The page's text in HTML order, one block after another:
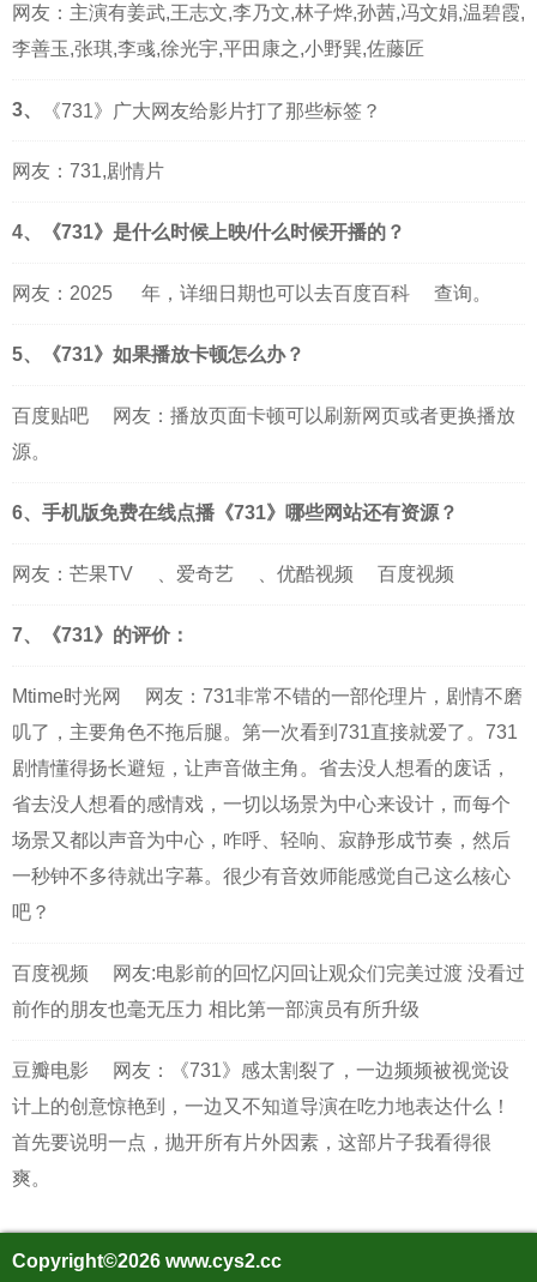
网友：主演有姜武,王志文,李乃文,林子烨,孙茜,冯文娟,温碧霞,
李善玉,张琪,李彧,徐光宇,平田康之,小野巽,佐藤匠
3、 《731》广大网友给影片打了那些标签？
网友：731,剧情片
4、《731》是什么时候上映/什么时候开播的？
网友： 2025 年，详细日期也可以去百度百科 查询。
5、《731》如果播放卡顿怎么办？
百度贴吧
网友：播放页面卡顿可以刷新网页或者更换播放
源。
6、手机版免费在线点播《731》哪些网站还有资源？
网友： 芒果TV 爱奇艺 优酷视频 百度视频
7、《731》的评价：
Mtime时光网
网友：731非常不错的一部伦理片，剧情不磨
叽了，主要角色不拖后腿。第一次看到731直接就爱了。731
剧情懂得扬长避短，让声音做主角。省去没人想看的废话，
省去没人想看的感情戏，一切以场景为中心来设计，而每个
场景又都以声音为中心，咋呼、轻响、寂静形成节奏，然后
一秒钟不多待就出字幕。很少有音效师能感觉自己这么核心
吧？
百度视频
网友:电影前的回忆闪回让观众们完美过渡 没看过
前作的朋友也毫无压力 相比第一部演员有所升级
豆瓣电影
网友：《731》感太割裂了，一边频频被视觉设
计上的创意惊艳到，一边又不知道导演在吃力地表达什么！
首先要说明一点，抛开所有片外因素，这部片子我看得很
爽。
Copyright©2026 www.cys2.cc